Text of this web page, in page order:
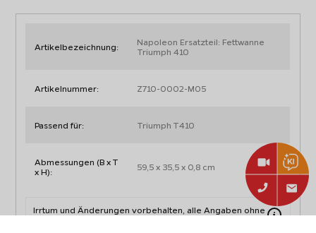
Artikelbezeichnung:
Napoleon Ersatzteil: Fettwanne
Triumph 410
Artikelnummer: Z710-0002-M05
Passend für: Triumph T410
Abmessungen (B x T
x H):
59,5 x 35,5 x 0,8 cm
Irrtum und Änderungen vorbehalten, alle Angaben ohne